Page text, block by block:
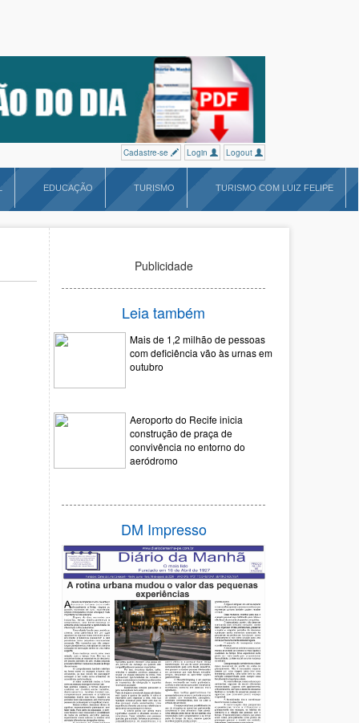
Cadastre-se Login Logout
EDUCAÇÃO TURISMO TURISMO COM LUIZ FELIPE
Publicidade
Leia também
Mais de 1,2 milhão de pessoas
com deficiência vão às urnas em
outubro
Aeroporto do Recife inicia
construção de praça de
convivência no entorno do
aeródromo
DM Impresso